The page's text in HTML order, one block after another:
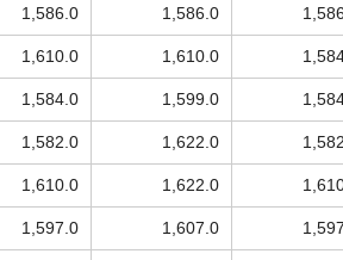
1,586.0 1,586.0
1,610.0 1,610.0
1,584.0 1,599.0
1,582.0 1,622.0
1,610.0 1,622.0
1,597.0 1,607.0